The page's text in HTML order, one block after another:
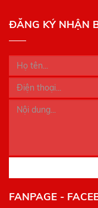
ĐĂNG KÝ NHẬN
FANPAGE -